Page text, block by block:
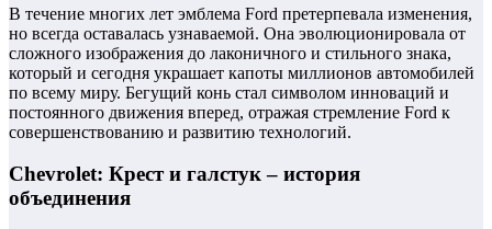
В течение многих лет эмблема Ford претерпевала изменения,
но всегда оставалась узнаваемой. Она эволюционировала от
сложного изображения до лаконичного и стильного знака,
который и сегодня украшает капоты миллионов автомобилей
по всему миру. Бегущий конь стал символом инноваций и
постоянного движения вперед, отражая стремление Ford к
совершенствованию и развитию технологий.
Chevrolet: Крест и галстук – история
объединения